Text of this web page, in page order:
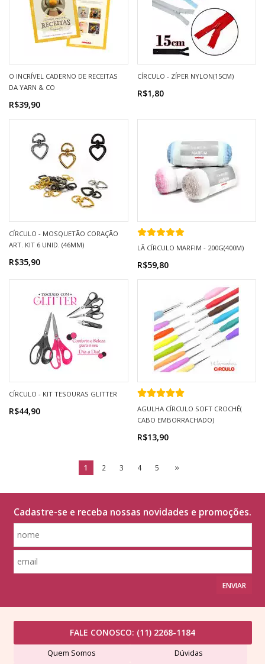
O INCRÍVEL CADERNO DE RECEITAS
DA YARN & CO
R$39,90
CÍRCULO - ZÍPER NYLON(15CM)
R$1,80
CÍRCULO - MOSQUETÃO CORAÇÃO
ART. KIT 6 UNID. (46MM)
R$35,90
LÃ CÍRCULO MARFIM - 200G(400M)
R$59,80
CÍRCULO - KIT TESOURAS GLITTER
R$44,90
AGULHA CÍRCULO SOFT CROCHÊ(
CABO EMBORRACHADO)
R$13,90
1 2 3 4 5
Cadastre-se e receba nossas novidades e promoções.
ENVIAR
FALE CONOSCO: (11) 2268-1184
Quem Somos Dúvidas